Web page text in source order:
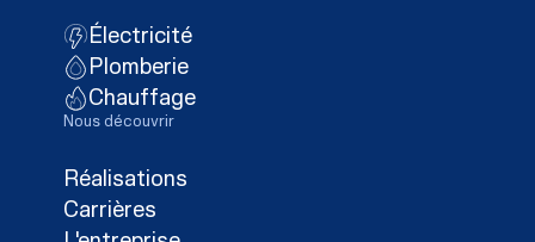
Électricité
Plomberie
Chauffage
Nous découvrir
Réalisations
Carrières